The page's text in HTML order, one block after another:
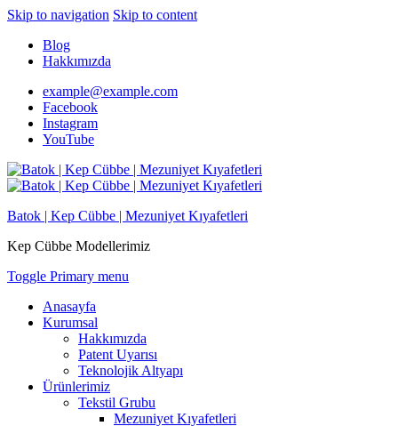
Skip to navigation Skip to content
Blog
Hakkımızda
example@example.com
Facebook
Instagram
YouTube
Batok | Kep Cübbe | Mezuniyet Kıyafetleri
Kep Cübbe Modellerimiz
Toggle Primary menu
Anasayfa
Kurumsal
Hakkımızda
Patent Uyarısı
Teknolojik Altyapı
Ürünlerimiz
Tekstil Grubu
Mezuniyet Kıyafetleri